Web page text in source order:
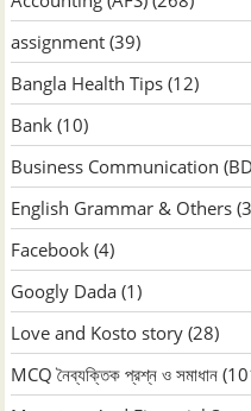
assignment (39)
Bangla Health Tips (12)
Bank (10)
Business Communication
English Grammar & Others
Facebook (4)
Googly Dada (1)
Love and Kosto story (28)
MCQ নৈব্যক্তিক প্রশ্ন ও সমাধান